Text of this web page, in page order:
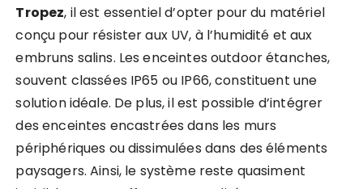
Tropez, il est essentiel d’opter pour du matériel
conçu pour résister aux UV, à l’humidité et aux
embruns salins. Les enceintes outdoor étanches,
souvent classées IP65 ou IP66, constituent une
solution idéale. De plus, il est possible d’intégrer
des enceintes encastrées dans les murs
périphériques ou dissimulées dans des éléments
paysagers. Ainsi, le système reste quasiment